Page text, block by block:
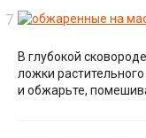
В глубокой
ложки
и обжарьте,